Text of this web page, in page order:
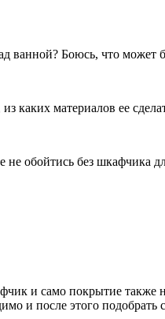
ванной? Боюсь, что может
каких материалов ее
не обойтись без шкафчика
и само покрытие
и после этого подобрать